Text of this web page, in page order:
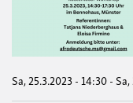
Sa, 25.3.2023 - 14:30-